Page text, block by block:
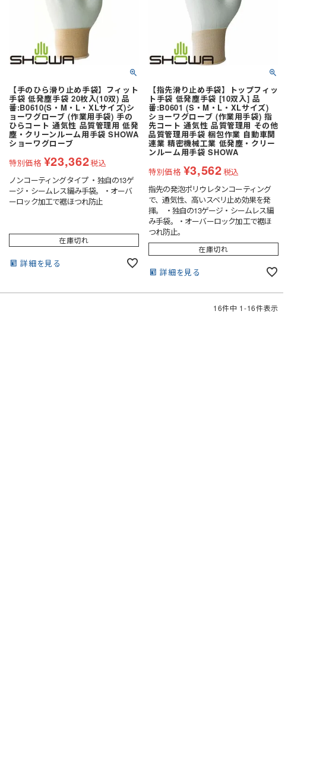
【手のひら滑り止め手袋】フィット
手袋 低発塵手袋 20枚入(10双) 品
番:B0610(S・M・L・XLサイズ)シ
ョーワグローブ (作業用手袋) 手の
ひらコート 通気性 品質管理用 低発
塵・クリーンルーム用手袋 SHOWA
ショーワグローブ
特別価格 ¥23,362税込
ノンコーティングタイプ ・独自の13ゲ
ージ・シームレス編み手袋。・オーバ
ーロック加工で裾ほつれ防止
在庫切れ
詳細を見る
【指先滑り止め手袋】トップフィッ
ト手袋 低発塵手袋 [10双入] 品
番:B0601 (S・M・L・XLサイズ)
ショーワグローブ (作業用手袋) 指
先コート 通気性 品質管理用 その他
品質管理用手袋 梱包作業 自動車関
連業 精密機械工業 低発塵・クリー
ンルーム用手袋 SHOWA
特別価格 ¥3,562税込
指先の発泡ポリウレタンコーティング
で、通気性、高いスベリ止め効果を発
揮。 ・独自の13ゲージ・シームレス編
み手袋。・オーバーロック加工で裾ほ
つれ防止。
在庫切れ
詳細を見る
16件中 1-16件表示